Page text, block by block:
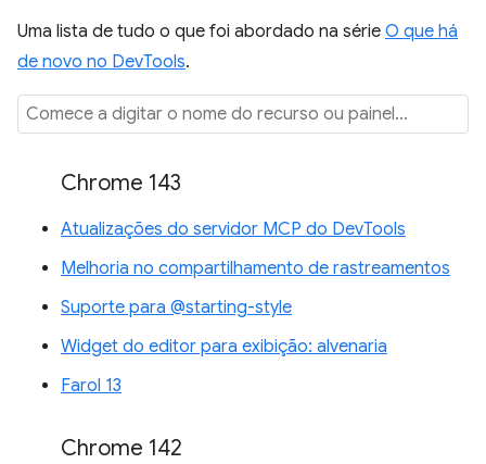
Uma lista de tudo o que foi abordado na série O que há
de novo no DevTools.
Chrome 143
Atualizações do servidor MCP do DevTools
Melhoria no compartilhamento de rastreamentos
Suporte para @starting-style
Widget do editor para exibição: alvenaria
Farol 13
Chrome 142